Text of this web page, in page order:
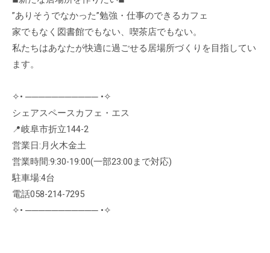
”ありそうでなかった”勉強・仕事のできるカフェ
家でもなく図書館でもない、喫茶店でもない。
私たちはあなたが快適に過ごせる居場所づくりを目指してい
ます。
✧• ─────────── •✧
シェアスペースカフェ・エス
📍岐阜市折立144-2
営業日:月火木金土
営業時間:9:30-19:00(一部23:00まで対応)
駐車場:4台
電話058-214-7295
✧• ─────────── •✧